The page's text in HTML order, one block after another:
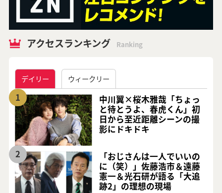
アクセスランキング Ranking
デイリー ウィークリー
1
中川翼×桜木雅哉「ちょっ
と待とうよ、春虎くん」初
日から至近距離シーンの撮
影にドキドキ
2
「おじさんは一人でいいの
に（笑）」佐藤浩市＆遠藤
憲一＆光石研が語る「大追
跡2」の理想の現場